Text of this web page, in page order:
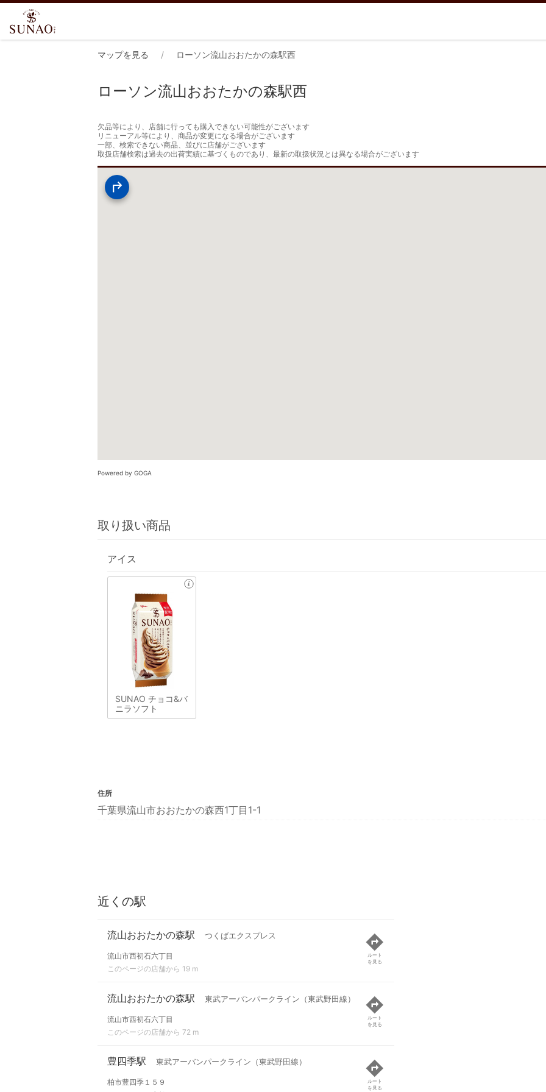
マップを見る ローソン流山おおたかの森駅西
ローソン流山おおたかの森駅西
欠品等により、店舗に行っても購入できない可能性がございます
リニューアル等により、商品が変更になる場合がございます
一部、検索できない商品、並びに店舗がございます
取扱店舗検索は過去の出荷実績に基づくものであり、最新の取扱状況とは異なる場合がございます
Powered by GOGA
取り扱い商品
アイス
SUNAO チョコ&バ
ニラソフト
住所
千葉県流山市おおたかの森西1丁目1-1
近くの駅
流山おおたかの森駅 つくばエクスプレス
流山市西初石六丁目
このページの店舗から 19 m
ルート
を見る
流山おおたかの森駅 東武アーバンパークライン（東武野田線）
流山市西初石六丁目
このページの店舗から 72 m
ルート
を見る
豊四季駅 東武アーバンパークライン（東武野田線）
柏市豊四季１５９
ルート
を見る